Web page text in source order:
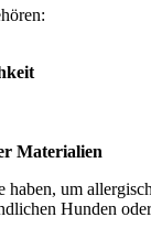
Materialien
haben, um
Hunden oder